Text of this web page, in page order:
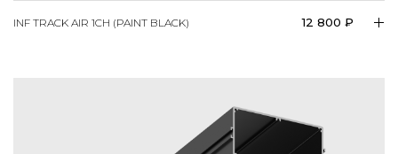
INF TRACK AIR 1CH (PAINT BLACK) 12 800 ₽